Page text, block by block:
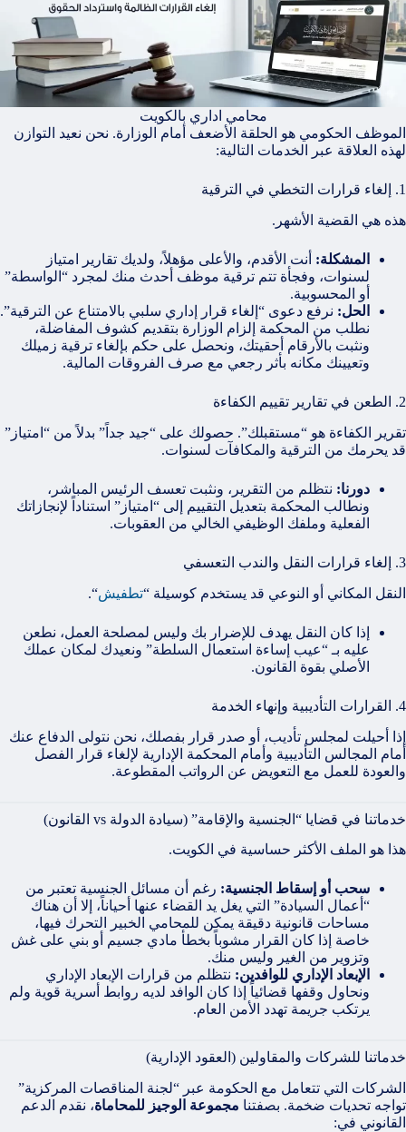
محامي اداري بالكويت
الموظف الحكومي هو الحلقة الأضعف أمام الوزارة. نحن نعيد التوازن
لهذه العلاقة عبر الخدمات التالية:
1. إلغاء قرارات التخطي في الترقية
هذه هي القضية الأشهر.
المشكلة: أنت الأقدم، والأعلى مؤهلاً، ولديك تقارير امتياز
لسنوات، وفجأة تتم ترقية موظف أحدث منك لمجرد “الواسطة”
أو المحسوبية.
الحل: نرفع دعوى “إلغاء قرار إداري سلبي بالامتناع عن الترقية”.
نطلب من المحكمة إلزام الوزارة بتقديم كشوف المفاضلة،
ونثبت بالأرقام أحقيتك، ونحصل على حكم بإلغاء ترقية زميلك
وتعيينك مكانه بأثر رجعي مع صرف الفروقات المالية.
2. الطعن في تقارير تقييم الكفاءة
تقرير الكفاءة هو “مستقبلك”. حصولك على “جيد جداً” بدلاً من “امتياز”
قد يحرمك من الترقية والمكافآت لسنوات.
دورنا: نتظلم من التقرير، ونثبت تعسف الرئيس المباشر،
ونطالب المحكمة بتعديل التقييم إلى “امتياز” استناداً لإنجازاتك
الفعلية وملفك الوظيفي الخالي من العقوبات.
3. إلغاء قرارات النقل والندب التعسفي
النقل المكاني أو النوعي قد يستخدم كوسيلة “تطفيش“.
إذا كان النقل يهدف للإضرار بك وليس لمصلحة العمل، نطعن
عليه بـ “عيب إساءة استعمال السلطة” ونعيدك لمكان عملك
الأصلي بقوة القانون.
4. القرارات التأديبية وإنهاء الخدمة
إذا أحيلت لمجلس تأديب، أو صدر قرار بفصلك، نحن نتولى الدفاع عنك
أمام المجالس التأديبية وأمام المحكمة الإدارية لإلغاء قرار الفصل
والعودة للعمل مع التعويض عن الرواتب المقطوعة.
خدماتنا في قضايا “الجنسية والإقامة” (سيادة الدولة vs القانون)
هذا هو الملف الأكثر حساسية في الكويت.
سحب أو إسقاط الجنسية: رغم أن مسائل الجنسية تعتبر من
“أعمال السيادة” التي يغل يد القضاء عنها أحياناً، إلا أن هناك
مساحات قانونية دقيقة يمكن للمحامي الخبير التحرك فيها،
خاصة إذا كان القرار مشوباً بخطأ مادي جسيم أو بني على غش
وتزوير من الغير وليس منك.
الإبعاد الإداري للوافدين: نتظلم من قرارات الإبعاد الإداري
ونحاول وقفها قضائياً إذا كان الوافد لديه روابط أسرية قوية ولم
يرتكب جريمة تهدد الأمن العام.
خدماتنا للشركات والمقاولين (العقود الإدارية)
الشركات التي تتعامل مع الحكومة عبر “لجنة المناقصات المركزية”
تواجه تحديات ضخمة. بصفتنا مجموعة الوجيز للمحاماة، نقدم الدعم
القانوني في: